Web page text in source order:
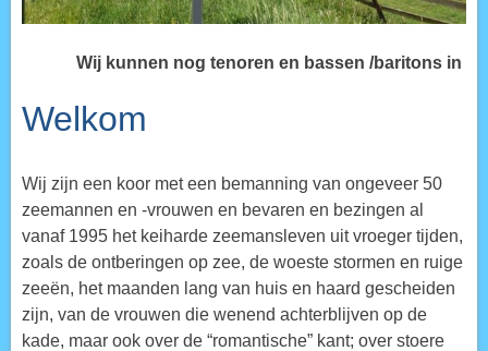
Wij kunnennog tenoren en bassen /baritons in ons
Welkom
Wij zijn een koor met een bemanning van ongeveer 50
zeemannen en -vrouwen en bevaren en bezingen al
vanaf 1995 het keiharde zeemansleven uit vroeger tijden,
zoals de ontberingen op zee, de woeste stormen en ruige
zeeën, het maanden lang van huis en haard gescheiden
zijn, van de vrouwen die wenend achterblijven op de
kade, maar ook over de “romantische” kant; over stoere